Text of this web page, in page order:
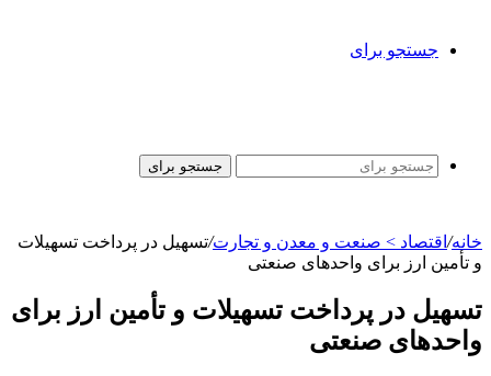
جستجو برای
جستجو برای
خانه/ اقتصاد > صنعت و معدن و تجارت/تسهیل در پرداخت تسهیلات
و تأمین ارز برای واحدهای صنعتی
تسهیل در پرداخت تسهیلات و تأمین ارز برای
واحدهای صنعتی